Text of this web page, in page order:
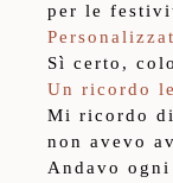
per le
Sì certo,
Un ricordo
Mi ricordo
non avevo
Andavo